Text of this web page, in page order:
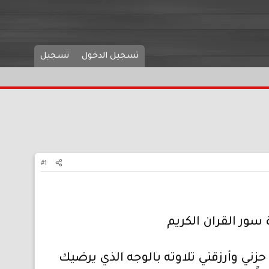
تسجيل الدخول تسجيل
#1
القران الكريم
وأرزقني تلاوته بالوجه الذي يرضيك